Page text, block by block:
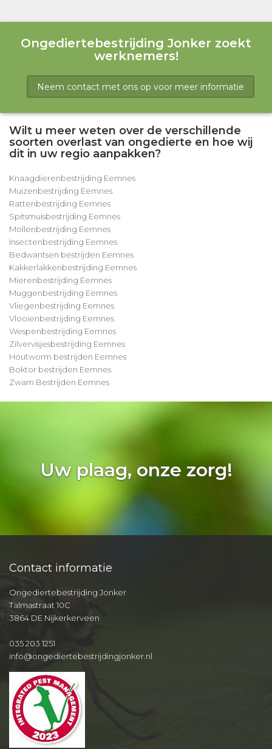
Ongediertebestrijding Jonker zoekt
werknemers!
Neem contact met ons op voor meer informatie
Wilt u meer weten over de verschillende
soorten overlast van ongedierte en hoe wij
dit in uw regio aanpakken?
Knaagdierenbestrijding Eemnes
Muizenbestrijding Eemnes
Rattenbestrijding Eemnes
Spitsmuisbestrijding Eemnes
Mollenbestrijding Eemnes
Insectenbestrijding Eemnes
Bedwantsen bestrijden Eemnes
Kakkerlakkenbestrijding Eemnes
Mierenbestrijding Eemnes
Muggenbestrijding Eemnes
Vliegenbestrijding Eemnes
Vlooienbestrijding Eemnes
Wespenbestrijding Eemnes
Zilvervisjesbestrijding Eemnes
Houtworm bestrijden Eemnes
Boktor bestrijden Eemnes
Zwam Bestrijden Eemnes
Uw plaag, onze zorg!
Contact informatie
Ongediertebestrijding Jonker
Talmastraat 10C
3864 DE Nijkerkerveen
035 203 1251
info@ongediertebestrijdingjonker.nl